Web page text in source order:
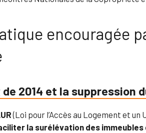
encouragée
de 2014 et la suppression
(Loi pour l’Accès au Logement et
la surélévation des immeubles